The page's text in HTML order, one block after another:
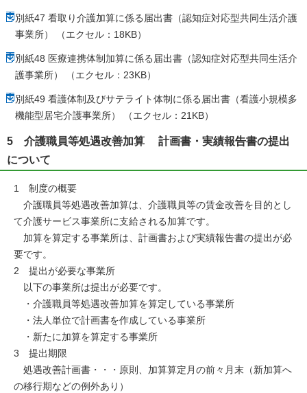
別紙47 看取り介護加算に係る届出書（認知症対応型共同生活介護
事業所） （エクセル：18KB）
別紙48 医療連携体制加算に係る届出書（認知症対応型共同生活介
護事業所） （エクセル：23KB）
別紙49 看護体制及びサテライト体制に係る届出書（看護小規模多
機能型居宅介護事業所） （エクセル：21KB）
5 介護職員等処遇改善加算 計画書・実績報告書の提出
について
1 制度の概要
介護職員等処遇改善加算は、介護職員等の賃金改善を目的とし
て介護サービス事業所に支給される加算です。
加算を算定する事業所は、計画書および実績報告書の提出が必
要です。
2 提出が必要な事業所
以下の事業所は提出が必要です。
・介護職員等処遇改善加算を算定している事業所
・法人単位で計画書を作成している事業所
・新たに加算を算定する事業所
3 提出期限
処遇改善計画書・・・原則、加算算定月の前々月末（新加算へ
の移行期などの例外あり）